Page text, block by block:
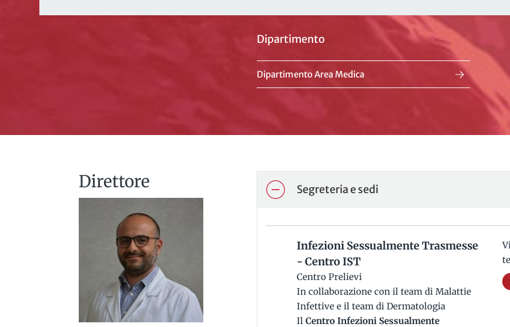
Dipartimento
Dipartimento Area Medica
Segreteria e sedi
Infezioni Sessualmente Trasmesse
- Centro IST
Centro Prelievi
In collaborazione con il team di Malattie
Infettive e il team di Dermatologia
Il Centro Infezioni Sessualmente
Direttore